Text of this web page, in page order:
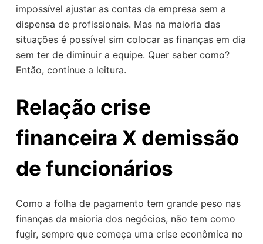
impossível ajustar as contas da empresa sem a
dispensa de profissionais. Mas na maioria das
situações é possível sim colocar as finanças em dia
sem ter de diminuir a equipe. Quer saber como?
Então, continue a leitura.
Relação crise
financeira X demissão
de funcionários
Como a folha de pagamento tem grande peso nas
finanças da maioria dos negócios, não tem como
fugir, sempre que começa uma crise econômica no